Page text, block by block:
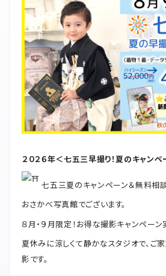
２０２６年＜七五三早撮り！夏のキャンペ
七五三夏のキャンペーン＆無料相
おさかべ写真館でございます。
８月・９月限定！お得な撮影キャンペーン
夏休みに涼しくて静かなスタジオで、ご
影です。